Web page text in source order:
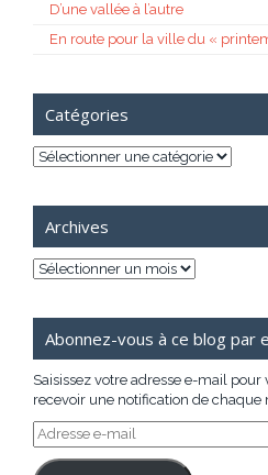
D’une vallée à l’autre
En route pour la ville du «
Catégories
Catégories
Archives
Archives
Abonnez-vous à ce blog par
Saisissez votre adresse e-mail
recevoir une notification de
Adresse
e-
mail